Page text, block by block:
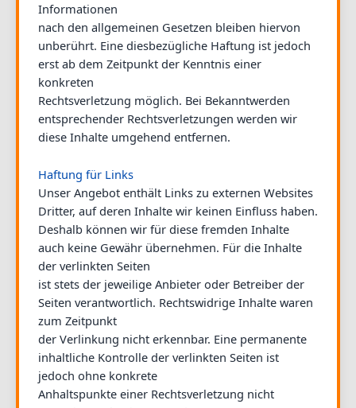
Informationen
nach den allgemeinen Gesetzen bleiben hiervon
unberührt. Eine diesbezügliche Haftung ist jedoch
erst ab dem Zeitpunkt der Kenntnis einer
konkreten
Rechtsverletzung möglich. Bei Bekanntwerden
entsprechender Rechtsverletzungen werden wir
diese Inhalte umgehend entfernen.
Haftung für Links
Unser Angebot enthält Links zu externen Websites
Dritter, auf deren Inhalte wir keinen Einfluss haben.
Deshalb können wir für diese fremden Inhalte
auch keine Gewähr übernehmen. Für die Inhalte
der verlinkten Seiten
ist stets der jeweilige Anbieter oder Betreiber der
Seiten verantwortlich. Rechtswidrige Inhalte waren
zum Zeitpunkt
der Verlinkung nicht erkennbar. Eine permanente
inhaltliche Kontrolle der verlinkten Seiten ist
jedoch ohne konkrete
Anhaltspunkte einer Rechtsverletzung nicht